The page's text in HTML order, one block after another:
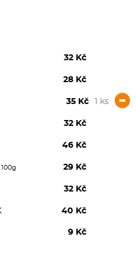
32 Kč
28 Kč
35 Kč 1 ks -
32 Kč
46 Kč
100g 29 Kč
32 Kč
40 Kč
9 Kč